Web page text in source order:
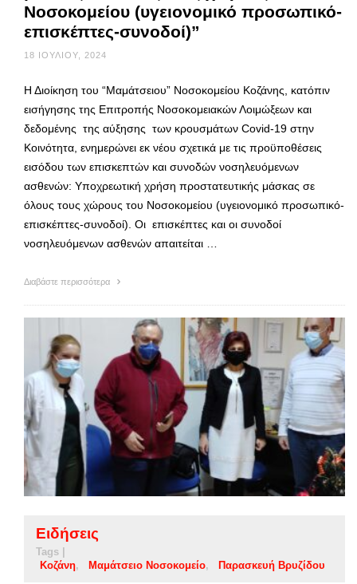
Νοσοκομείου (υγειονομικό προσωπικό-
επισκέπτες-συνοδοί)”
18 ΙΟΥΛΊΟΥ, 2024
Η Διοίκηση του “Μαμάτσειου” Νοσοκομείου Κοζάνης, κατόπιν
εισήγησης της Επιτροπής Νοσοκομειακών Λοιμώξεων και
δεδομένης της αύξησης των κρουσμάτων Covid-19 στην
Κοινότητα, ενημερώνει εκ νέου σχετικά με τις προϋποθέσεις
εισόδου των επισκεπτών και συνοδών νοσηλευόμενων
ασθενών: Υποχρεωτική χρήση προστατευτικής μάσκας σε
όλους τους χώρους του Νοσοκομείου (υγειονομικό προσωπικό-
επισκέπτες-συνοδοί). Οι επισκέπτες και οι συνοδοί
νοσηλευόμενων ασθενών απαιτείται …
Διαβάστε περισσότερα
Ειδήσεις
Tags |
Κοζάνη
Μαμάτσειο Νοσοκομείο Παρασκευή Βρυζίδου